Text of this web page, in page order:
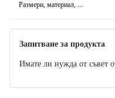
Размери, материал, ...
Запитване за продукта
Имате ли нужда от съвет